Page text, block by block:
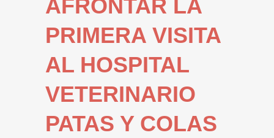
AFRONTAR LA
PRIMERA VISITA
AL HOSPITAL
VETERINARIO
PATAS Y COLAS